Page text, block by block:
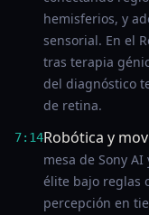
hemisferios, y
sensorial. En el
tras terapia
del diagnóstico
de retina.
7:14Robótica y
mesa de Sony
élite bajo reglas
percepción en